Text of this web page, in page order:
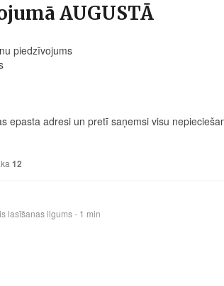
AUGUSTĀ
piedzīvojums
epasta adresi un pretī saņemsi visu
12
lasīšanas ilgums - 1 min